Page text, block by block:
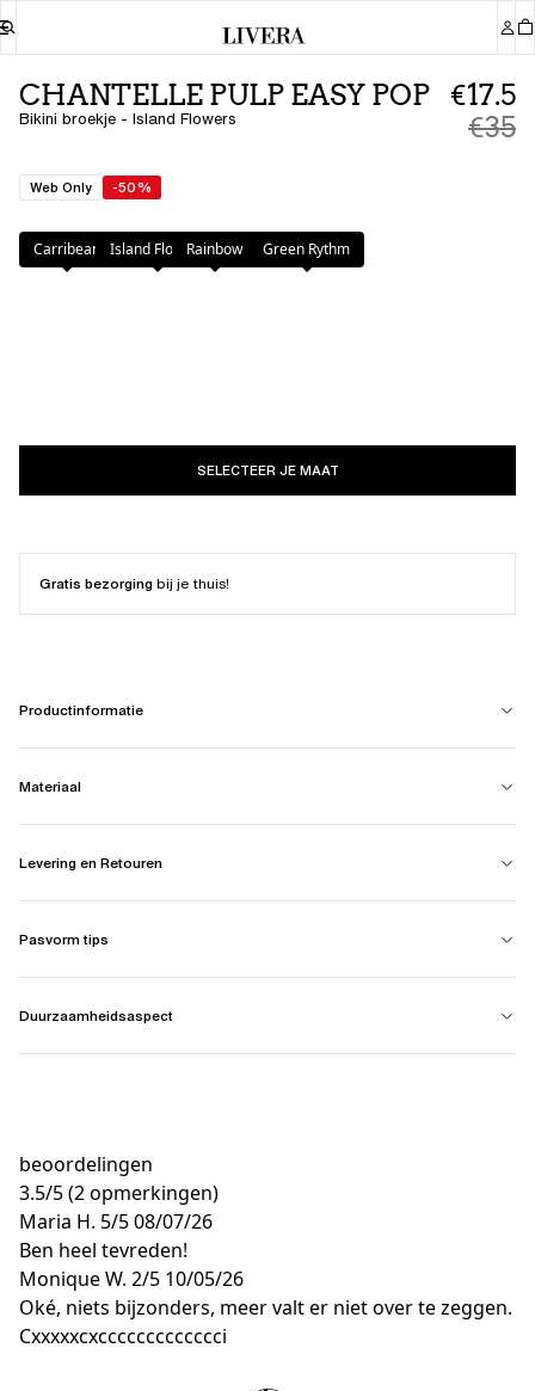
CHANTELLE PULP EASY POP
Bikini broekje - Island Flowers
€17.5
€35
Web Only -50%
Kleur:Island Flowers
Carribean Island FlowersRainbow Green Rythm
SELECTEER JE MAAT
Gratis bezorgingbij je thuis!
Productinformatie
Materiaal
Levering en Retouren
Pasvorm tips
Duurzaamheidsaspect
beoordelingen
3.5/5(2 opmerkingen)
Maria H. 5/508/07/26
Ben heel tevreden!
Monique W. 2/5 10/05/26
Oké, niets bijzonders, meer valt er niet over te zeggen.
Cxxxxxcxccccccccccccci